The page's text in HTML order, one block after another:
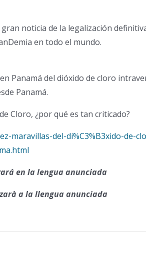
noticia de la legalización
en todo el mundo.
Panamá del dióxido de cloro
Panamá.
Cloro, ¿por qué es tan criticado?
maravillas-del-di%C3%B3xido-de-
en la lengua anunciada
a la llengua anunciada